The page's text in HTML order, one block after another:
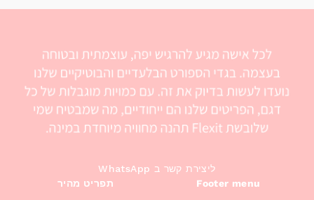
WhatsApp ליצירת קשר ב
תפריט מהיר
Footer menu